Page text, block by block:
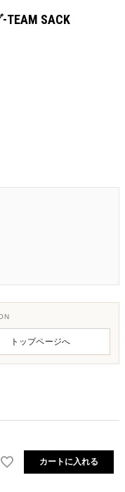
SACK
トップページへ
カートに入れる